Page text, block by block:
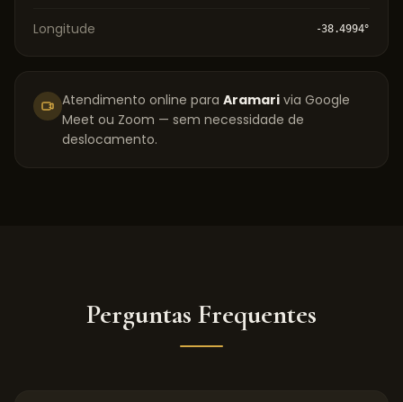
Longitude -38.4994°
Atendimento online para Aramari via Google
Meet ou Zoom — sem necessidade de
deslocamento.
Perguntas Frequentes